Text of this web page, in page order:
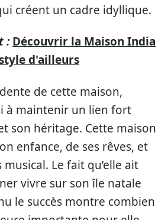
créent un cadre idyllique.
: Découvrir la Maison India
d'ailleurs
de cette maison,
à maintenir un lien fort
son héritage. Cette maison
enfance, de ses rêves, et
Le fait qu’elle ait
vivre sur son île natale
le succès montre combien